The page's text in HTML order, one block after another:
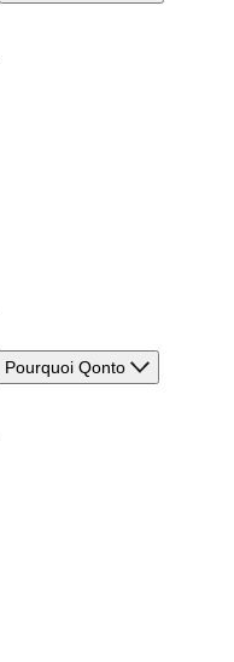
Pourquoi Qonto